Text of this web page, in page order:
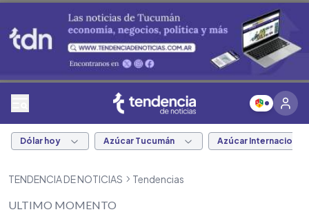
Dólar hoy Azúcar Tucumán Azúcar Internacional
TENDENCIA DE NOTICIAS Tendencias
ULTIMO MOMENTO